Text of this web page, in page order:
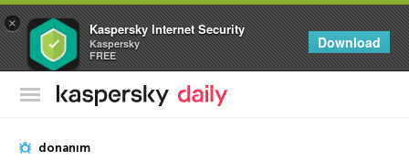
× Kaspersky Internet Security
Kaspersky
FREE
Download
Kaspersky Resmi Blogu
donanım